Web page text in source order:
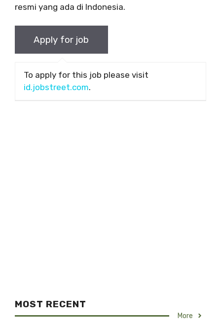
resmi yang ada di Indonesia.
To apply for this job please visit
id.jobstreet.com.
MOST RECENT
More